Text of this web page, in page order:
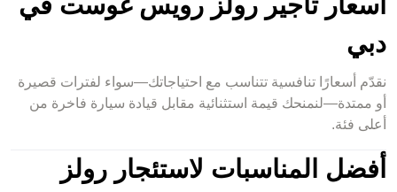
دبي
نقدّم أسعارًا تنافسية تتناسب مع احتياجاتك—سواء لفترات قصيرة
أو ممتدة—لنمنحك قيمة استثنائية مقابل قيادة سيارة فاخرة من
أعلى فئة.
أفضل المناسبات لاستئجار رولز